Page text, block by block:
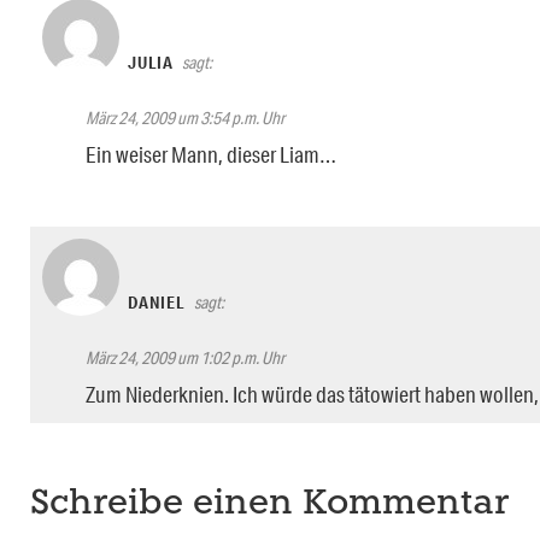
JULIA sagt:
März 24, 2009 um 3:54 p.m. Uhr
Ein weiser Mann, dieser Liam…
DANIEL sagt:
März 24, 2009 um 1:02 p.m. Uhr
Zum Niederknien. Ich würde das tätowiert haben
Schreibe einen Kommentar